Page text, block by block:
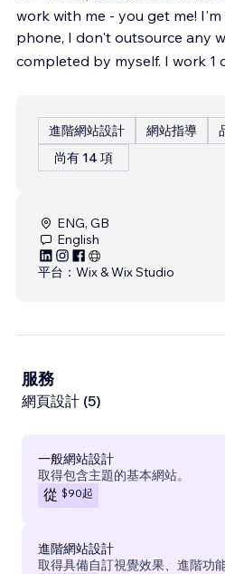
work with me - you get me!
phone, I don't outsource any
completed by myself. I work 1
進階網站設計 網站指導
尚有 14 項
ENG, GB
English
平台： Wix & Wix Studio
服務
網頁設計 (5)
一般網站設計
取得包含主題的基本網站。
從 $90起
進階網站設計
取得具備自訂視覺效果、進階功